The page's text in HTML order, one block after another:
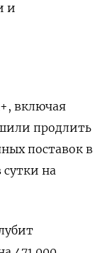
и
включая
продлить
поставок в
на